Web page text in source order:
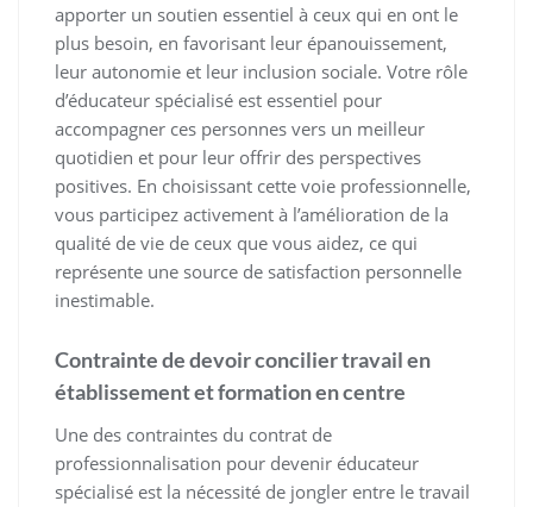
apporter un soutien essentiel à ceux qui en ont le
plus besoin, en favorisant leur épanouissement,
leur autonomie et leur inclusion sociale. Votre rôle
d’éducateur spécialisé est essentiel pour
accompagner ces personnes vers un meilleur
quotidien et pour leur offrir des perspectives
positives. En choisissant cette voie professionnelle,
vous participez activement à l’amélioration de la
qualité de vie de ceux que vous aidez, ce qui
représente une source de satisfaction personnelle
inestimable.
Contrainte de devoir concilier travail en
établissement et formation en centre
Une des contraintes du contrat de
professionnalisation pour devenir éducateur
spécialisé est la nécessité de jongler entre le travail